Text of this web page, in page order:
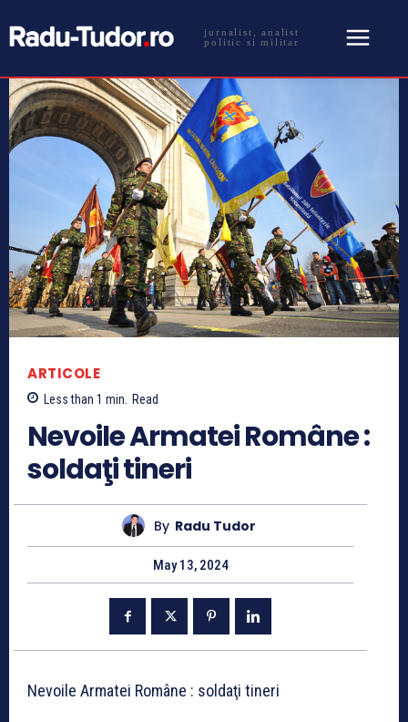
jurnalist, analist
politic si militar
ARTICOLE
Less than 1 min. Read
Nevoile Armatei Române :
soldaţi tineri
By Radu Tudor
May 13, 2024
Nevoile Armatei Române : soldaţi tineri